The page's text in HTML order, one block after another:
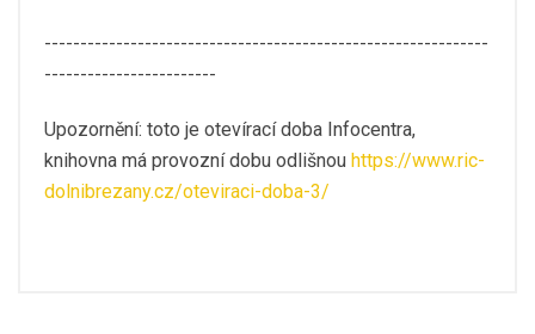
--------------------------------------------------------------
------------------------
Upozornění: toto je otevírací doba Infocentra,
knihovna má provozní dobu odlišnou https://www.ric-
dolnibrezany.cz/oteviraci-doba-3/